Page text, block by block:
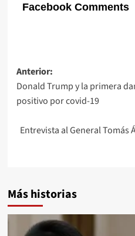
Facebook Comments
Navegación
de
entradas
Anterior:
Donald Trump y la primera
positivo por covid-19
Entrevista al General Tomás
Más historias